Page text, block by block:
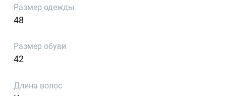
Размер одежды
48
Размер обуви
42
Длина волос